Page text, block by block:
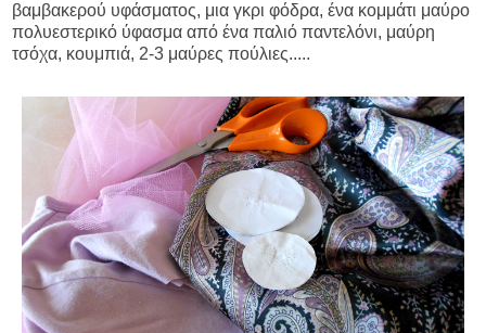
βαμβακερού υφάσματος, μια γκρι φόδρα, ένα κομμάτι μαύρο
πολυεστερικό ύφασμα από ένα παλιό παντελόνι, μαύρη
τσόχα, κουμπιά, 2-3 μαύρες πούλιες.....